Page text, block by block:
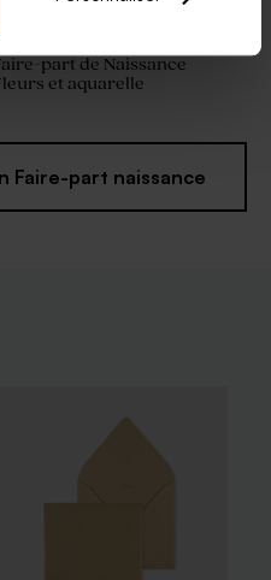
part de Naissance
et aquarelle
Faire-part naissance